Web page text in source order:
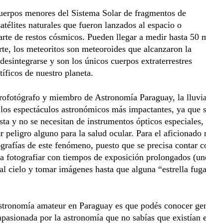
menores del Sistema Solar de fragmentos de
naturales que fueron lanzados al espacio o
de restos cósmicos. Pueden llegar a medir hasta 50
los meteoritos son meteoroides que alcanzaron la
y son los únicos cuerpos extraterrestres
de nuestro planeta.
y miembro de Astronomía Paraguay, la lluvia
espectáculos astronómicos más impactantes, ya que
y no se necesitan de instrumentos ópticos especiales,
peligro alguno para la salud ocular. Para el aficionado
de este fenómeno, puesto que se precisa contar
fotografiar con tiempos de exposición prolongados
cielo y tomar imágenes hasta que alguna “estrella
amateur en Paraguay es que podés conocer
por la astronomía que no sabías que existían